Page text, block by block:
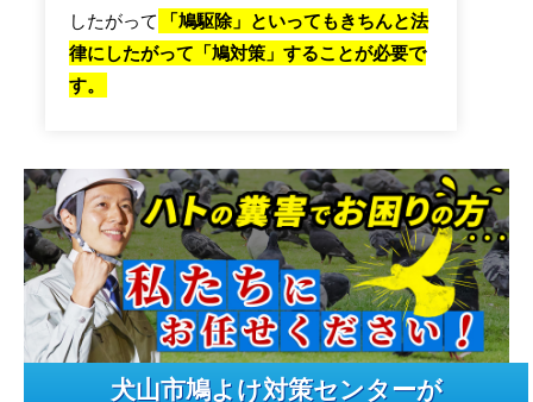
したがって
「鳩駆除」といってもきちんと法
律にしたがって「鳩対策」することが必要で
す。
犬山市鳩よけ対策センターが